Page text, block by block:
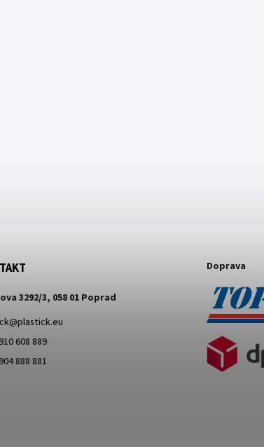
3292/3, 058 01 Poprad
@plastick.eu
608 889
888 881
Doprava